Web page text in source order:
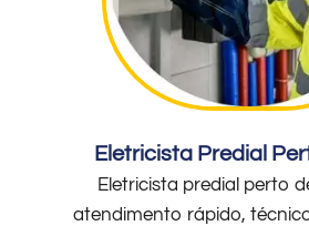
Eletricista Predial
Eletricista predial perto
atendimento rápido,